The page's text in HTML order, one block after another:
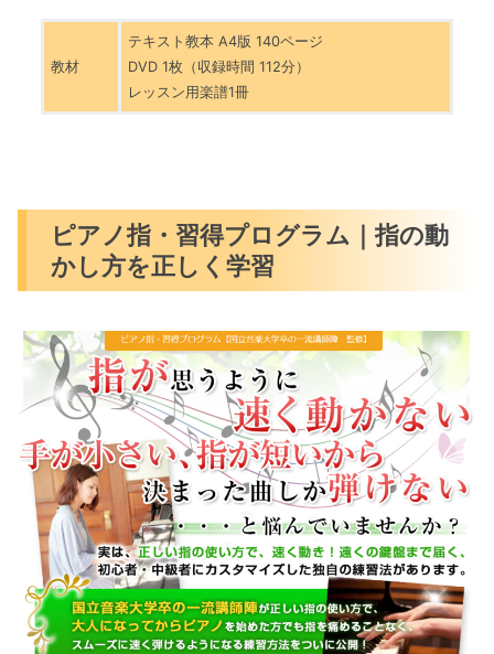
教材
テキスト教本 A4版 140ページ
DVD 1枚（収録時間 112分）
レッスン用楽譜1冊
ピアノ指・習得プログラム｜指の動
かし方を正しく学習